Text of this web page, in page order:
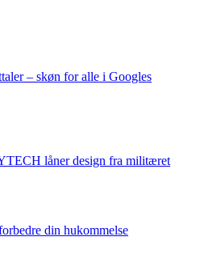
– skøn for alle i Googles
låner design fra militæret
din hukommelse